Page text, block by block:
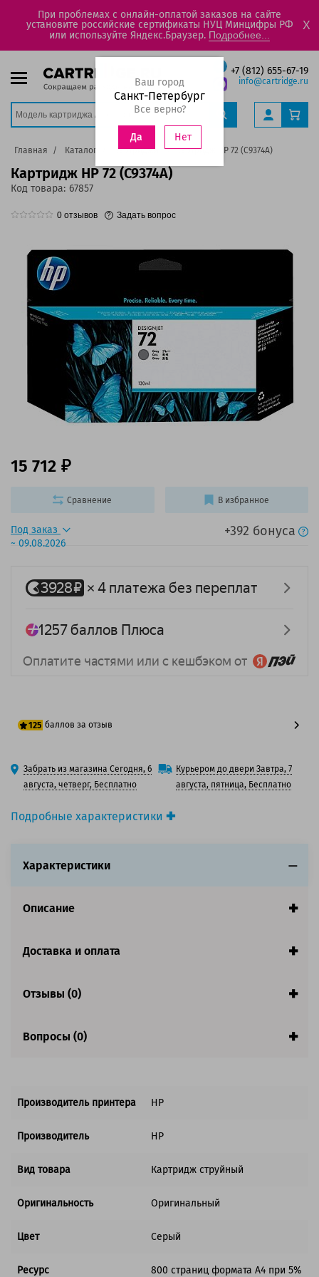
При проблемах с онлайн-оплатой заказов на сайте
установите российские сертификаты НУЦ Минцифры РФ
или используйте Яндекс.Браузер. Подробнее...
X
+7 (812) 655-67-19
info@cartridge.ru
Ваш город
Санкт-Петербург
Все верно?
Да Нет
Главная Каталог Картриджи Картридж HP 72 (C9374A)
Картридж HP 72 (C9374A)
Код товара: 67857
0 отзывов Задать вопрос
Подробные характеристики
Вид товара:Картридж струйный
Ресурс:800 страниц формата А4 при 5%
Совместим с аппаратами
Под заказ
~ 09.08.2026
+392 бонуса
15 712
125 баллов за отзыв
100 баллов
125 баллов
Забрать из магазина Сегодня, 6
августа, четверг, Бесплатно
Курьером до двери Завтра, 7
августа, пятница, Бесплатно
Сравнение В избранное
Характеристики
Описание
Доставка и оплата
Отзывы (0)
Вопросы (0)
Производитель принтера HP
Производитель HP
Вид товара Картридж струйный
Оригинальность Оригинальный
Цвет Серый
Ресурс
800 страниц формата А4 при 5%